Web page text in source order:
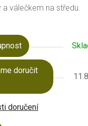
a válečkem na středu.
doručit
doručení